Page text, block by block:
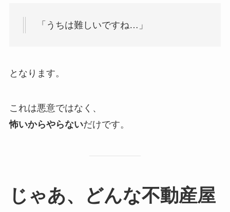
「うちは難しいですね…」
となります。
これは悪意ではなく、
怖いからやらないだけです。
じゃあ、どんな不動産屋